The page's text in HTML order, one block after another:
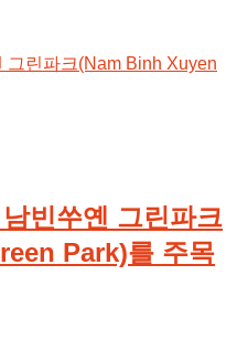
빈쑤옌 그린파크
Park)를 주목